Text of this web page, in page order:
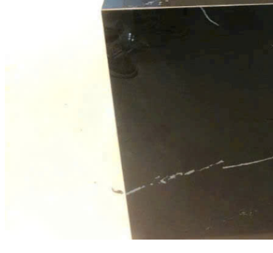
Chưa có sản phẩm trong giỏ hàng.